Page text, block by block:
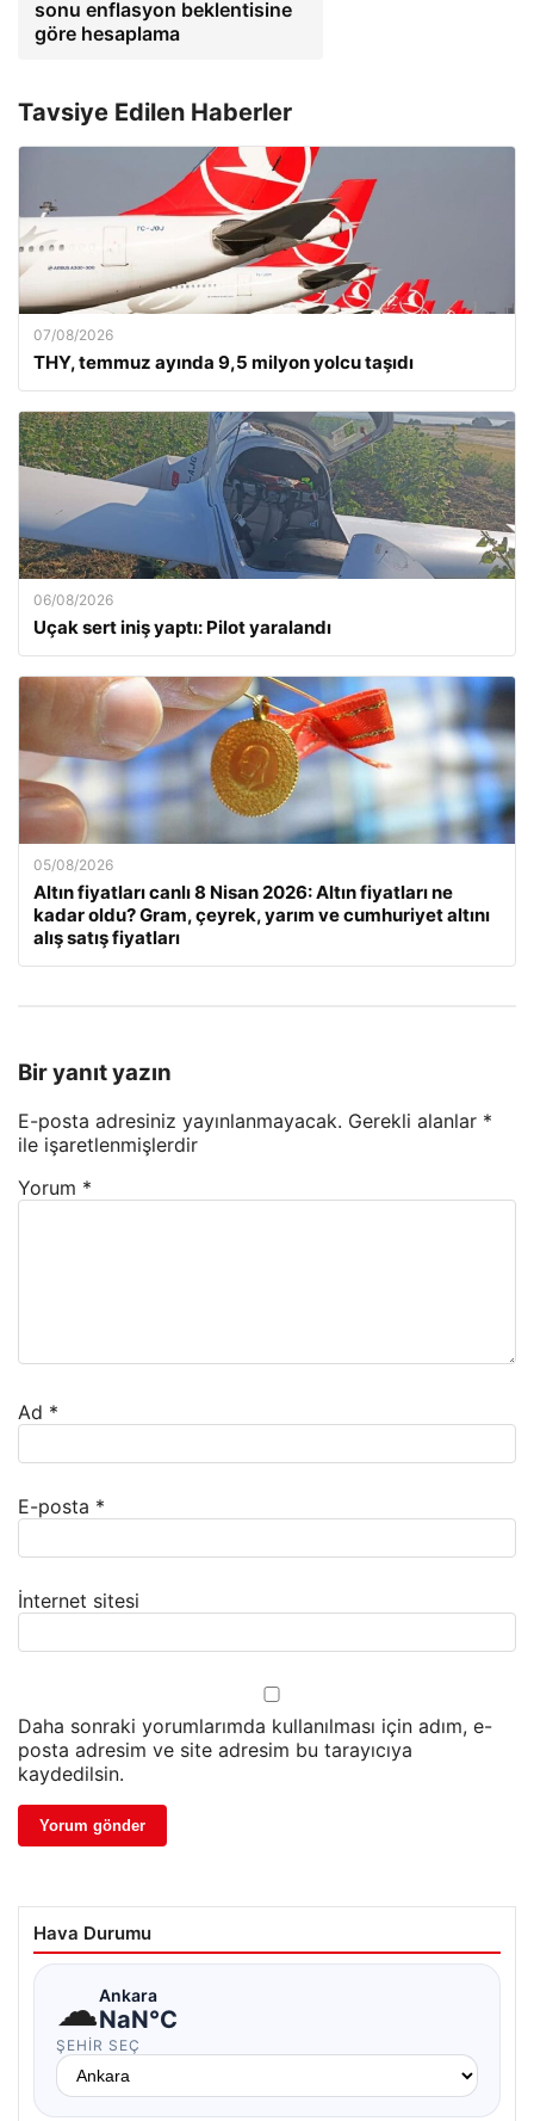
sonu enflasyon beklentisine
göre hesaplama
Tavsiye Edilen Haberler
07/08/2026
THY, temmuz ayında 9,5 milyon yolcu taşıdı
06/08/2026
Uçak sert iniş yaptı: Pilot yaralandı
05/08/2026
Altın fiyatları canlı 8 Nisan 2026: Altın fiyatları ne
kadar oldu? Gram, çeyrek, yarım ve cumhuriyet altını
alış satış fiyatları
Bir yanıt yazın
E-posta adresiniz yayınlanmayacak. Gerekli alanlar *
ile işaretlenmişlerdir
Yorum *
Ad *
E-posta *
İnternet sitesi
Daha sonraki yorumlarımda kullanılması için adım, e-
posta adresim ve site adresim bu tarayıcıya
kaydedilsin.
Hava Durumu
☁Ankara
NaN°C
ŞEHIR SEÇ